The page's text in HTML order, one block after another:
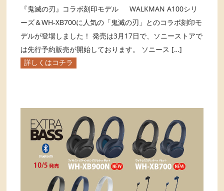
『鬼滅の刃』コラボ刻印モデル WALKMAN A100シリ
ーズ＆WH-XB700に人気の「鬼滅の刃」とのコラボ刻印モ
デルが登場しました！ 発売は3月17日で、ソニーストアで
は先行予約販売が開始しております。 ソニース […]
詳しくはコチラ